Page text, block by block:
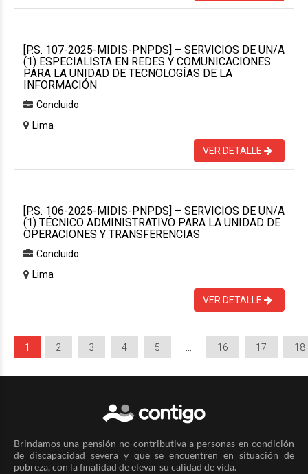
[P.S. 107-2025-MIDIS-PNPDS] – SERVICIOS DE UN/A
(1) ESPECIALISTA EN REDES Y COMUNICACIONES
PARA LA UNIDAD DE TECNOLOGÍAS DE LA
INFORMACIÓN
Concluido
Lima
VER DETALLE
[P.S. 106-2025-MIDIS-PNPDS] – SERVICIOS DE UN/A
(1) TÉCNICO ADMINISTRATIVO PARA LA UNIDAD DE
OPERACIONES Y TRANSFERENCIAS
Concluido
Lima
VER DETALLE
1 2 3 4 5 16 17 18
Brindamos una pensión no contributiva a personas en condición
de discapacidad severa y que se encuentren en situación de
pobreza, con la finalidad de elevar su calidad de vida.